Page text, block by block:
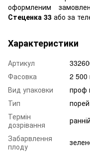
оформленим
Стеценка 33 або за
Характеристики
Артикул
Фасовка
2 500
Вид упаковки
проф
Тип
порей
Термін
дозрівання
ранній
Забарвлення
плоду